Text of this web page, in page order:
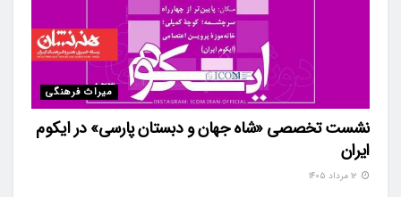
میراث فرهنگی
نشست تخصصی «شاه‌ جهان و دبستان پارسی» در ایکوم
ایران